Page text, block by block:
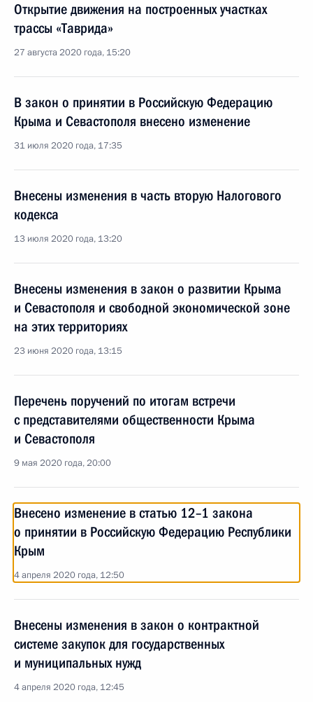
Открытие движения на построенных участках
трассы «Таврида»
27 августа 2020 года, 15:20
В закон о принятии в Российскую Федерацию
Крыма и Севастополя внесено изменение
31 июля 2020 года, 17:35
Внесены изменения в часть вторую Налогового
кодекса
13 июля 2020 года, 13:20
Внесены изменения в закон о развитии Крыма
и Севастополя и свободной экономической зоне
на этих территориях
23 июня 2020 года, 13:15
Перечень поручений по итогам встречи
с представителями общественности Крыма
и Севастополя
9 мая 2020 года, 20:00
Внесено изменение в статью 12–1 закона
о принятии в Российскую Федерацию Республики
Крым
4 апреля 2020 года, 12:50
Внесены изменения в закон о контрактной
системе закупок для государственных
и муниципальных нужд
4 апреля 2020 года, 12:45